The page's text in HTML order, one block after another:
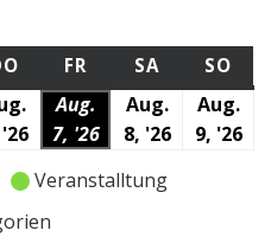
DONNERSTAG
FRFREITAG
SASAMSTAG
SO
6.
2026
Aug.
7, '267.
2026
Aug.
8, '268.
Aug.
9, '269.
Veranstalltung